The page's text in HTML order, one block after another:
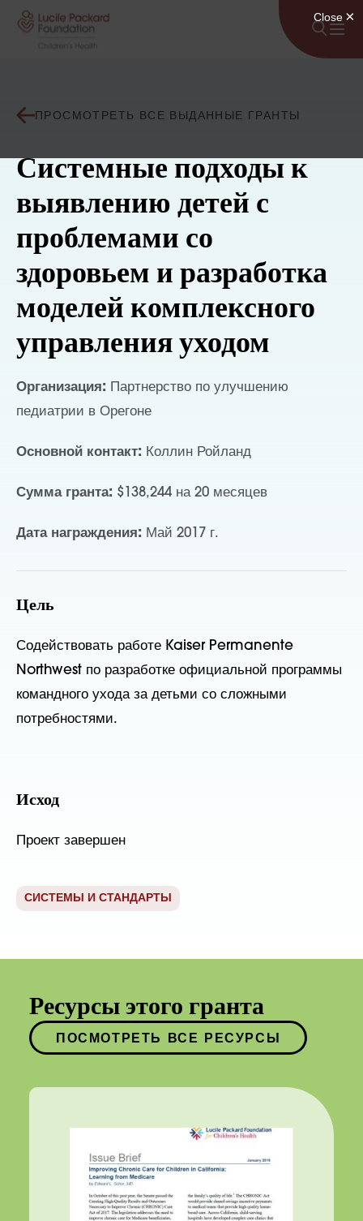
Перейти к содержанию
ПРОСМОТРЕТЬ ВСЕ ВЫДАННЫЕ ГРАНТЫ
Системные подходы к
выявлению детей с
проблемами со
здоровьем и разработка
моделей комплексного
управления уходом
Организация: Партнерство по улучшению
педиатрии в Орегоне
Основной контакт: Коллин Ройланд
Сумма гранта: $138,244 на 20 месяцев
Дата награждения: Май 2017 г.
Цель
Содействовать работе Kaiser Permanente
Northwest по разработке официальной программы
командного ухода за детьми со сложными
потребностями.
Исход
Проект завершен
СИСТЕМЫ И СТАНДАРТЫ
Ресурсы этого гранта
ПОСМОТРЕТЬ ВСЕ РЕСУРСЫ